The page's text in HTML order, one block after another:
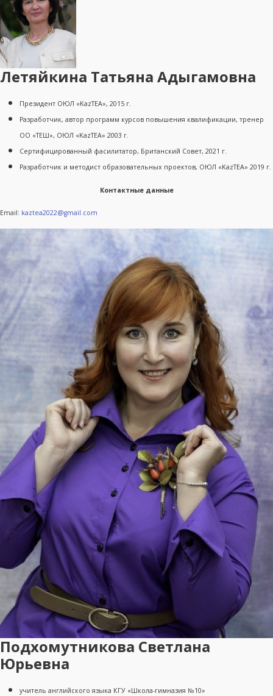
Летяйкина Татьяна Адыгамовна
Президент ОЮЛ «KazTEA», 2015 г.
Разработчик, автор программ курсов повышения квалификации, тренер
ОО «ТЕШ», ОЮЛ «KazTEA» 2003 г.
Сертифицированный фасилитатор, Британский Совет, 2021 г.
Разработчик и методист образовательных проектов, ОЮЛ «KazTEA» 2019 г.
Контактные данные
Email: kaztea2022@gmail.com
Подхомутникова Светлана
Юрьевна
учитель английского языка КГУ «Школа-гимназия №10»